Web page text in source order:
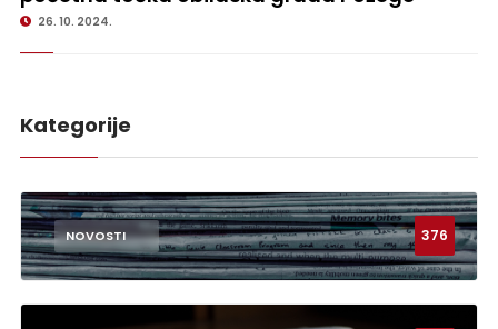
26. 10. 2024.
Kategorije
NOVOSTI 376